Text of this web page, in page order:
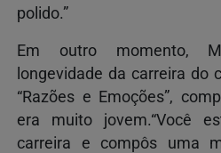
polido.”
Em outro momento,
longevidade da carreira do
“Razões e Emoções”,
era muito jovem.“Você
carreira e compôs uma